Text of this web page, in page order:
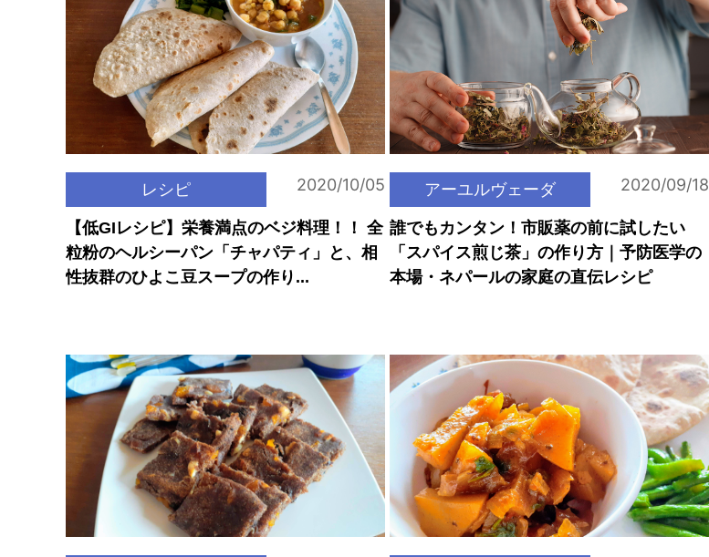
レシピ 2020/10/05
【低GIレシピ】栄養満点のベジ料理！！ 全
粒粉のヘルシーパン「チャパティ」と、相
性抜群のひよこ豆スープの作り...
アーユルヴェーダ 2020/09/18
誰でもカンタン！市販薬の前に試したい
「スパイス煎じ茶」の作り方｜予防医学の
本場・ネパールの家庭の直伝レシピ